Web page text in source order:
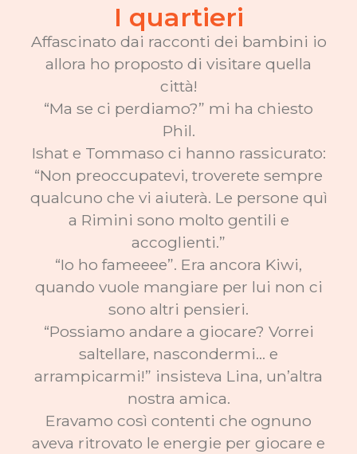
I quartieri
Affascinato dai racconti dei bambini io
allora ho proposto di visitare quella
città!
“Ma se ci perdiamo?” mi ha chiesto
Phil.
Ishat e Tommaso ci hanno rassicurato:
“Non preoccupatevi, troverete sempre
qualcuno che vi aiuterà. Le persone quì
a Rimini sono molto gentili e
accoglienti.”
“Io ho fameeee”. Era ancora Kiwi,
quando vuole mangiare per lui non ci
sono altri pensieri.
“Possiamo andare a giocare? Vorrei
saltellare, nascondermi… e
arrampicarmi!” insisteva Lina, un’altra
nostra amica.
Eravamo così contenti che ognuno
aveva ritrovato le energie per giocare e